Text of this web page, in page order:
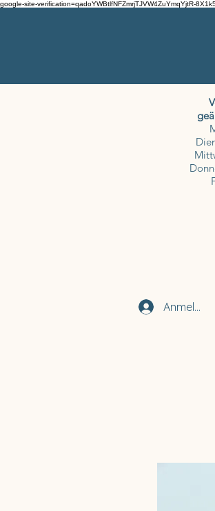
google-site-verification=qadoYWBtlfNFZmrjTJVW4ZuYmqYjtR-
Anmelden